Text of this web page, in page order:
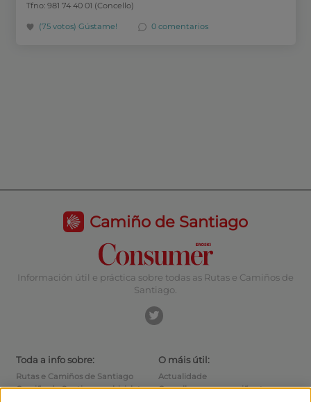
Tfno: 981 74 40 01 (Concello)
(75 votos)Gústame! 0 comentarios
Camiño de Santiago
Información útil e práctica sobre todas as Rutas e Camiños de
Santiago.
Toda a info sobre:
Rutas e Camiños de Santiago
Camiño de Santiago en bicicleta
O máis útil:
Actualidade
Consellos para o camiñante